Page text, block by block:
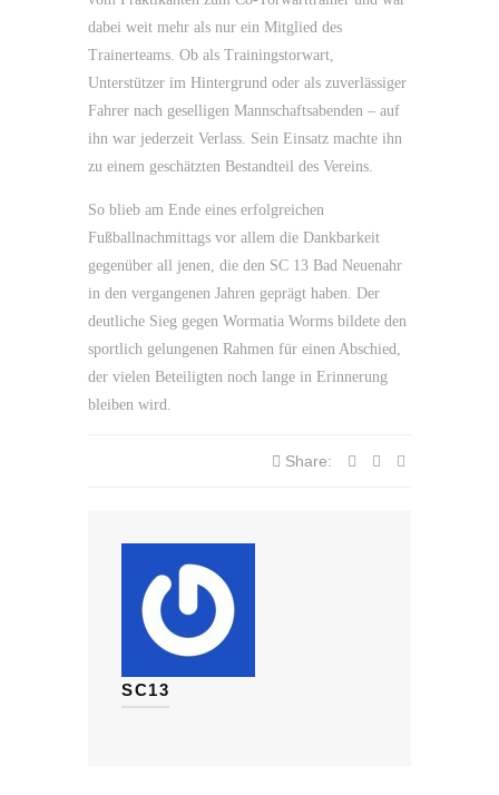
dabei weit mehr als nur ein Mitglied des
Trainerteams. Ob als Trainingstorwart,
Unterstützer im Hintergrund oder als zuverlässiger
Fahrer nach geselligen Mannschaftsabenden – auf
ihn war jederzeit Verlass. Sein Einsatz machte ihn
zu einem geschätzten Bestandteil des Vereins.
So blieb am Ende eines erfolgreichen
Fußballnachmittags vor allem die Dankbarkeit
gegenüber all jenen, die den SC 13 Bad Neuenahr
in den vergangenen Jahren geprägt haben. Der
deutliche Sieg gegen Wormatia Worms bildete den
sportlich gelungenen Rahmen für einen Abschied,
der vielen Beteiligten noch lange in Erinnerung
bleiben wird.
Share:
SC13